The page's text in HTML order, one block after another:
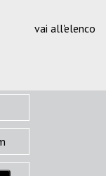
vai all'elenco